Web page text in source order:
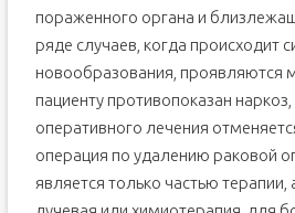
пораженного органа и
ряде случаев, когда происходит
новообразования, проявляются
пациенту противопоказан
оперативного лечения
операция по удалению раковой
является только частью терапии,